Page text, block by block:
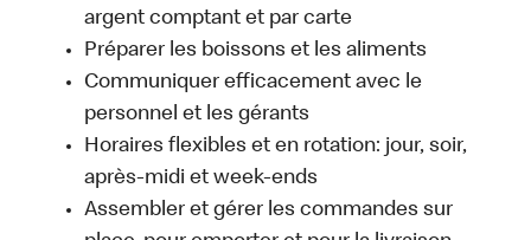
argent comptant et par carte
Préparer les boissons et les aliments
Communiquer efficacement avec le
personnel et les gérants
Horaires flexibles et en rotation: jour, soir,
après-midi et week-ends
Assembler et gérer les commandes sur